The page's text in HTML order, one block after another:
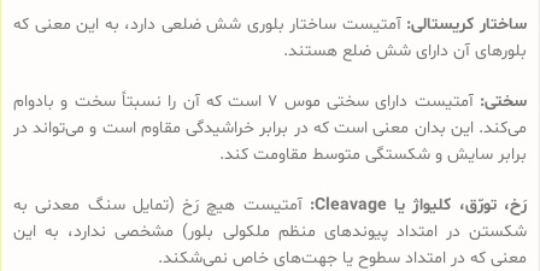
ساختار کریستالی: آمتیست ساختار بلوری شش ضلعی دارد، به این معنی که
بلورهای آن دارای شش ضلع هستند.
سختی:
آمتیست دارای سختی موس 7 است که آن را نسبتاً سخت و بادوام
می‌کند. این بدان معنی است که در برابر خراشیدگی مقاوم است و می‌تواند در
برابر سایش و شکستگی متوسط مقاومت کند.
رَخ، تورّق، کلیواژ یا Cleavage:
آمتیست هیچ رَخ (تمایل سنگ معدنی به
شکستن در امتداد پیوندهای منظم ملکولی بلور) مشخصی ندارد، به این
معنی که در امتداد سطوح یا جهت‌های خاص نمی‌شکند.